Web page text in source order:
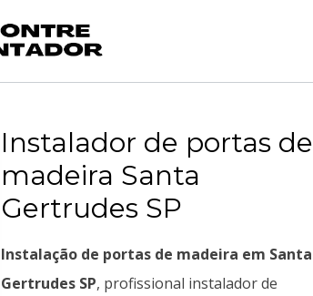
Instalador de portas de
madeira Santa
Gertrudes SP
Instalação de portas de madeira em Santa
Gertrudes SP, profissional instalador de